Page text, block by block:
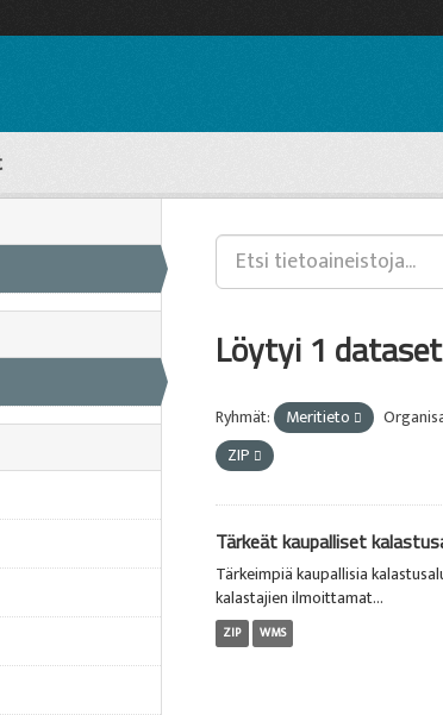
Löytyi 1
Ryhmät: Meritieto
ZIP
Tärkeät kaupalliset
Tärkeimpiä kaupallisia
kalastajien ilmoittamat...
ZIP WMS